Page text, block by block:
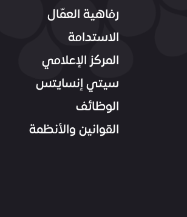
رفاهية العمّال
الاستدامة
المركز الإعلامي
سيتي إنسايتس
الوظائف
القوانين والأنظمة